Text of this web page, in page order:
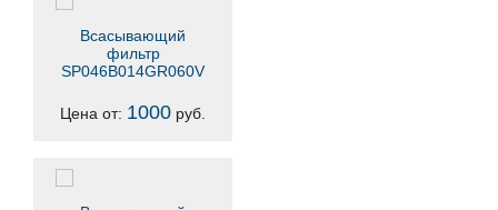
Всасывающий
фильтр
SP046B014GR060V
Цена от: 1000 руб.